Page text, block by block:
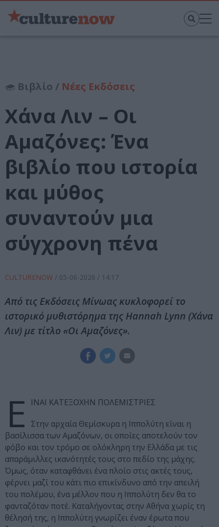
Βιβλίο / Νέες Εκδόσεις
Χάνα Λιν – Οι
Αμαζόνες: Ένα
βιβλίο που ιστορία
και μύθος
συναντούν μια
σύγχρονη πένα
CULTURENOW / 05-06-2026 / 14:17
Από τις Εκδόσεις Μίνωας κυκλοφορεί το
ιστορικό μυθιστόρημα της Hannah Lynn (Χάνα
Λιν) με τίτλο «Οι Αμαζόνες».
Ε
ΙΝΑΙ ΚΑΤΕΞΟΧΗΝ ΠΟΛΕΜΙΣΤΡΙΕΣ
Στην αρχαία Θεμίσκυρα η Ιππολύτη είναι η
βασίλισσα των Αμαζόνων, οι οποίες αποτελούν τον
φόβο και τον τρόμο σε ολόκληρη την Ελλάδα με τις
απαράμιλλες ικανότητές τους στο πεδίο της μάχης.
Όμως, όταν καταφθάνει ένα πλοίο στις ακτές τους,
φέρνει μαζί του κάτι πιο επικίνδυνο από την απειλή
του πολέμου, ένα μέλλον που η Ιππολύτη δεν θα το
φανταζόταν ποτέ. Καταλήγοντας στην Αθήνα χωρίς τη
θέλησή της, η Ιππολύτη γνωρίζει έναν έρωτα που